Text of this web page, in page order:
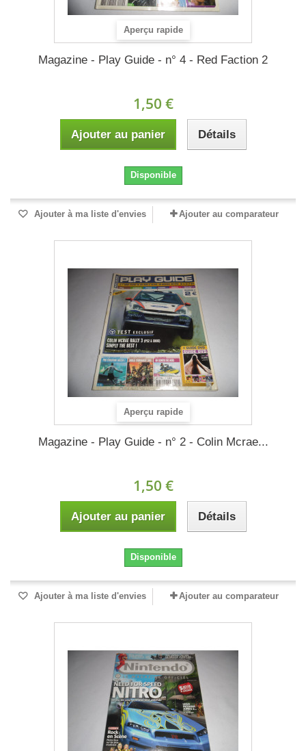
Aperçu rapide
Magazine - Play Guide - n° 4 - Red Faction 2
1,50 €
Ajouter au panier Détails
Disponible
Ajouter à ma liste d'envies Ajouter au comparateur
Aperçu rapide
Magazine - Play Guide - n° 2 - Colin Mcrae...
1,50 €
Ajouter au panier Détails
Disponible
Ajouter à ma liste d'envies Ajouter au comparateur